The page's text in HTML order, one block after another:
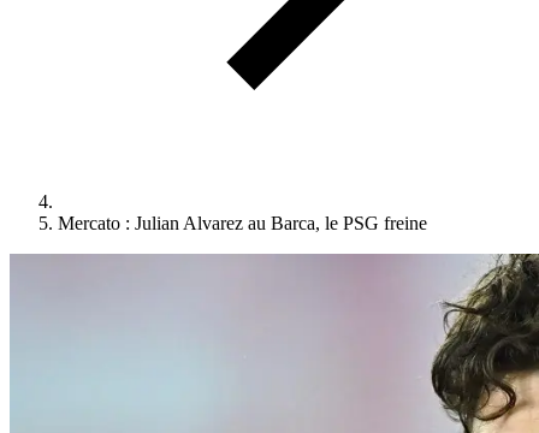
Mercato : Julian Alvarez au Barca, le PSG freine